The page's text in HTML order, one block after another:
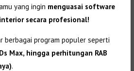
yang ingin menguasai software
secara profesional!
berbagai program populer seperti
Max, hingga perhitungan RAB
.